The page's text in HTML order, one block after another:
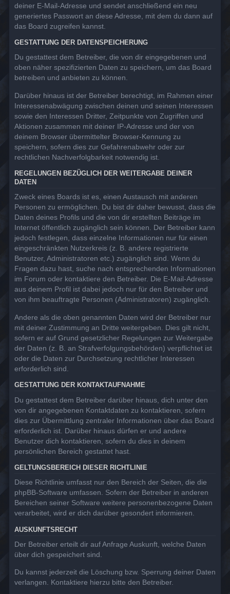
deiner E-Mail-Adresse und sendet anschließend ein neu
generiertes Passwort an diese Adresse, mit dem du dann auf
das Board zugreifen kannst.
GESTATTUNG DER DATENSPEICHERUNG
Du gestattest dem Betreiber, die von dir eingegebenen und
oben näher spezifizierten Daten zu speichern, um das Board
betreiben und anbieten zu können.
Darüber hinaus ist der Betreiber berechtigt, im Rahmen einer
Interessenabwägung zwischen deinen und seinen Interessen
sowie den Interessen Dritter, Zeitpunkte von Zugriffen und
Aktionen zusammen mit deiner IP-Adresse und der von
deinem Browser übermittelter Browser-Kennung zu
speichern, sofern dies zur Gefahrenabwehr oder zur
rechtlichen Nachverfolgbarkeit notwendig ist.
REGELUNGEN BEZÜGLICH DER WEITERGABE DEINER
DATEN
Zweck eines Boards ist es, einen Austausch mit anderen
Personen zu ermöglichen. Du bist dir daher bewusst, dass die
Daten deines Profils und die von dir erstellten Beiträge im
Internet öffentlich zugänglich sein können. Der Betreiber kann
jedoch festlegen, dass einzelne Informationen nur für einen
eingeschränkten Nutzerkreis (z. B. andere registrierte
Benutzer, Administratoren etc.) zugänglich sind. Wenn du
Fragen dazu hast, suche nach entsprechenden Informationen
im Forum oder kontaktiere den Betreiber. Die E-Mail-Adresse
aus deinem Profil ist dabei jedoch nur für den Betreiber und
von ihm beauftragte Personen (Administratoren) zugänglich.
Andere als die oben genannten Daten wird der Betreiber nur
mit deiner Zustimmung an Dritte weitergeben. Dies gilt nicht,
sofern er auf Grund gesetzlicher Regelungen zur Weitergabe
der Daten (z. B. an Strafverfolgungsbehörden) verpflichtet ist
oder die Daten zur Durchsetzung rechtlicher Interessen
erforderlich sind.
GESTATTUNG DER KONTAKTAUFNAHME
Du gestattest dem Betreiber darüber hinaus, dich unter den
von dir angegebenen Kontaktdaten zu kontaktieren, sofern
dies zur Übermittlung zentraler Informationen über das Board
erforderlich ist. Darüber hinaus dürfen er und andere
Benutzer dich kontaktieren, sofern du dies in deinem
persönlichen Bereich gestattet hast.
GELTUNGSBEREICH DIESER RICHTLINIE
Diese Richtlinie umfasst nur den Bereich der Seiten, die die
phpBB-Software umfassen. Sofern der Betreiber in anderen
Bereichen seiner Software weitere personenbezogene Daten
verarbeitet, wird er dich darüber gesondert informieren.
AUSKUNFTSRECHT
Der Betreiber erteilt dir auf Anfrage Auskunft, welche Daten
über dich gespeichert sind.
Du kannst jederzeit die Löschung bzw. Sperrung deiner Daten
verlangen. Kontaktiere hierzu bitte den Betreiber.